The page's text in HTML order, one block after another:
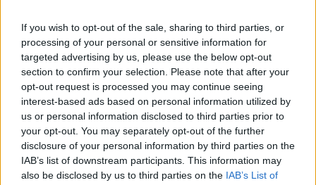
If you wish to opt-out of the sale, sharing to third parties, or
processing of your personal or sensitive information for
targeted advertising by us, please use the below opt-out
section to confirm your selection. Please note that after your
opt-out request is processed you may continue seeing
interest-based ads based on personal information utilized by
us or personal information disclosed to third parties prior to
your opt-out. You may separately opt-out of the further
disclosure of your personal information by third parties on the
IAB’s list of downstream participants. This information may
also be disclosed by us to third parties on the IAB’s List of
Lavoro digitale: il governo introduce nuove regole per
proteggere i lavoratori delle piattaforme